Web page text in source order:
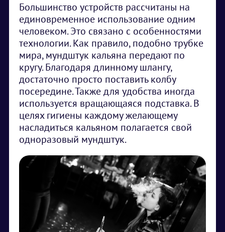
Большинство устройств рассчитаны на
единовременное использование одним
человеком. Это связано с особенностями
технологии. Как правило, подобно трубке
мира, мундштук кальяна передают по
кругу. Благодаря длинному шлангу,
достаточно просто поставить колбу
посередине. Также для удобства иногда
используется вращающаяся подставка. В
целях гигиены каждому желающему
насладиться кальяном полагается свой
одноразовый мундштук.